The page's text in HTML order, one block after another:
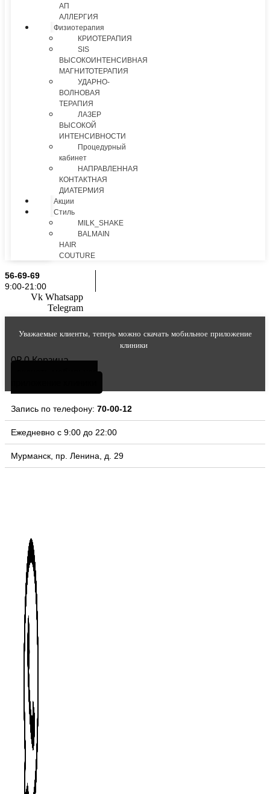
АП
АЛЛЕРГИЯ
Физиотерапия
КРИОТЕРАПИЯ
SIS
ВЫСОКОИНТЕНСИВНАЯ
МАГНИТОТЕРАПИЯ
УДАРНО-
ВОЛНОВАЯ
ТЕРАПИЯ
ЛАЗЕР
ВЫСОКОЙ
ИНТЕНСИВНОСТИ
Процедурный
кабинет
НАПРАВЛЕННАЯ
КОНТАКТНАЯ
ДИАТЕРМИЯ
Акции
Стиль
MILK_SHAKE
BALMAIN
HAIR
COUTURE
56-69-69
9:00-21:00
Vk Whatsapp
Telegram
Уважаемые клиенты, теперь можно скачать мобильное приложение
клиники
0₽ 0 Корзина
Запись по телефону: 70-00-12
Ежедневно с 9:00 до 22:00
Мурманск, пр. Ленина, д. 29